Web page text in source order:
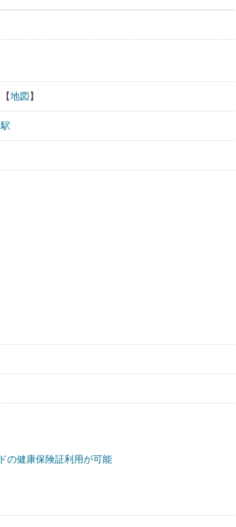
地図 】
の健康保険証利用が可能